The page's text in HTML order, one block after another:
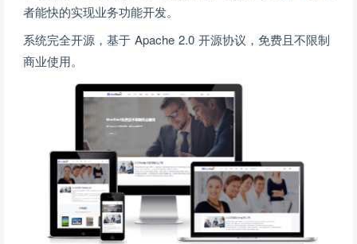
者能快的实现业务功能开发。
系统完全开源，基于 Apache 2.0 开源协议，免费且不限制
商业使用。